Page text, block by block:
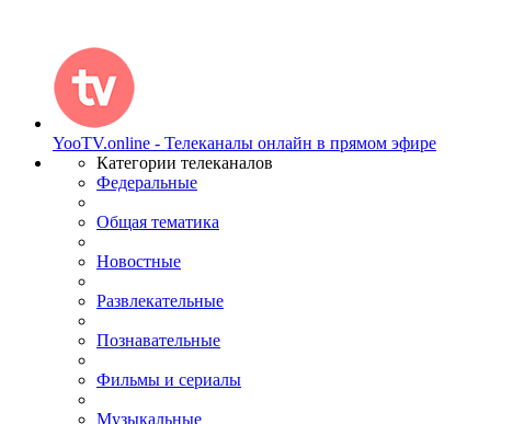
YooTV.online - Телеканалы онлайн в прямом эфире
Категории телеканалов
Федеральные
Общая тематика
Новостные
Развлекательные
Познавательные
Фильмы и сериалы
Музыкальные